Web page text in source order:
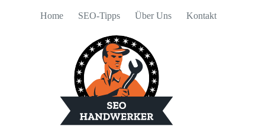
Home SEO-Tipps Über Uns Kontakt